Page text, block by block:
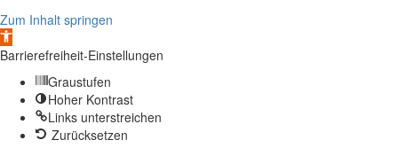
Zum Inhalt springen
Werkzeugleiste
öffnen
Barrierefreiheit-Einstellungen
Graustufen
Hoher Kontrast
Links unterstreichen
Zurücksetzen